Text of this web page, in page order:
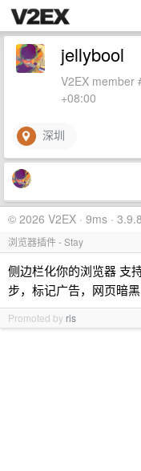
jellybool
V2EX member
+08:00
深圳
© 2026 V2EX · 9ms ·
浏览器插件 - Stay
侧边栏化你的浏览器 支
步，标记广告，网页暗
Promoted by ris